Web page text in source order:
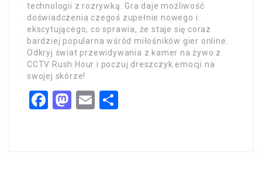
technologii z rozrywką. Gra daje możliwość
doświadczenia czegoś zupełnie nowego i
ekscytującego, co sprawia, że staje się coraz
bardziej popularna wśród miłośników gier online.
Odkryj świat przewidywania z kamer na żywo z
CCTV Rush Hour i poczuj dreszczyk emocji na
swojej skórze!
Facebook
Mastodon
Email